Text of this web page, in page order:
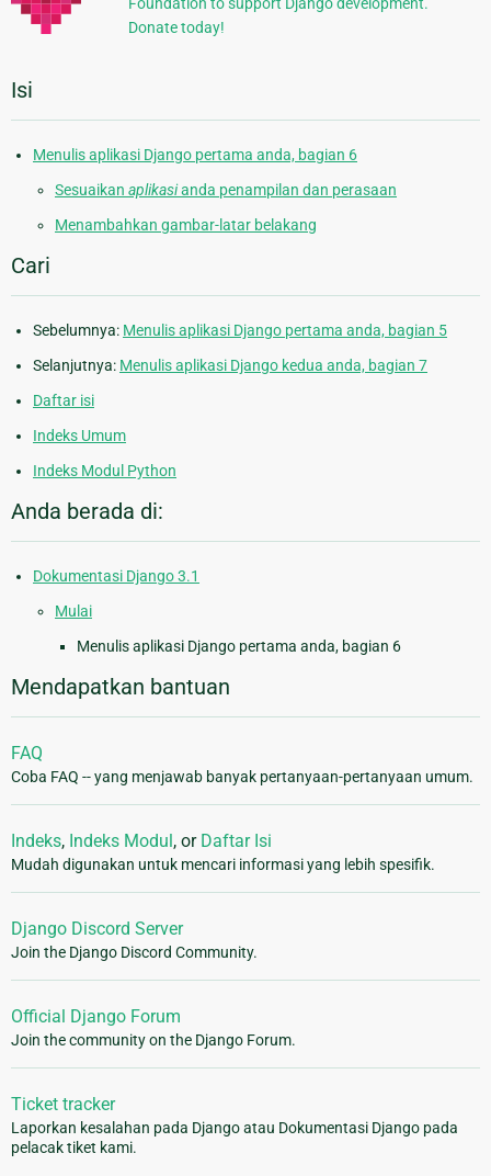
Donate today!
Isi
Menulis aplikasi Django pertama anda, bagian 6
Sesuaikan aplikasianda penampilan dan perasaan
Menambahkan gambar-latar belakang
Cari
Sebelumnya: Menulis aplikasi Django pertama anda, bagian 5
Selanjutnya: Menulis aplikasi Django kedua anda, bagian 7
Daftar isi
Indeks Umum
Indeks Modul Python
Anda berada di:
Dokumentasi Django 3.1
Mulai
Menulis aplikasi Django pertama anda, bagian 6
Mendapatkan bantuan
FAQ
Coba FAQ -- yang menjawab banyak pertanyaan-pertanyaan umum.
Indeks, Indeks Modul, or Daftar Isi
Mudah digunakan untuk mencari informasi yang lebih spesifik.
Django Discord Server
Join the Django Discord Community.
Official Django Forum
Join the community on the Django Forum.
Ticket tracker
Laporkan kesalahan pada Django atau Dokumentasi Django pada
pelacak tiket kami.